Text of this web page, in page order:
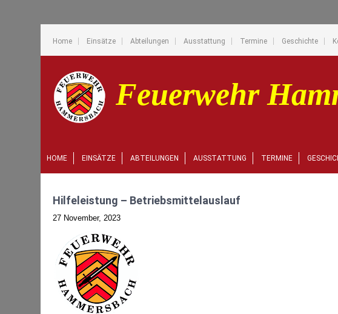
Home Einsätze Abteilungen Ausstattung Termine Geschichte
HOME EINSÄTZE ABTEILUNGEN AUSSTATTUNG TERMINE
Hilfeleistung – Betriebsmittelauslauf
27 November, 2023